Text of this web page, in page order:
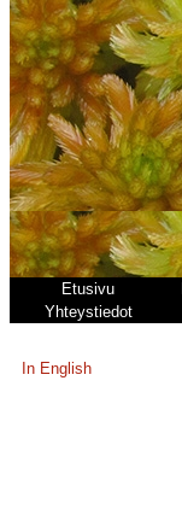
Etusivu
Yhteystiedot
In English